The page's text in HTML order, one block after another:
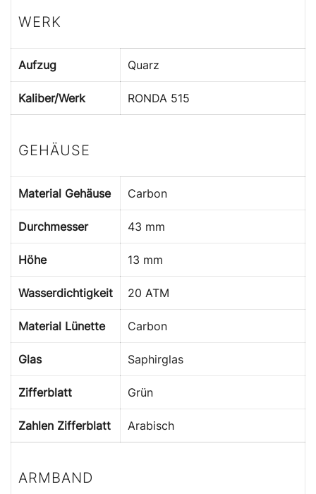
WERK
Aufzug Quarz
Kaliber/Werk RONDA 515
GEHÄUSE
Material Gehäuse Carbon
Durchmesser 43 mm
Höhe 13 mm
Wasserdichtigkeit 20 ATM
Material Lünette Carbon
Glas Saphirglas
Zifferblatt Grün
Zahlen Zifferblatt Arabisch
ARMBAND